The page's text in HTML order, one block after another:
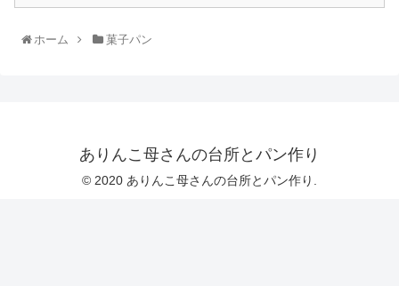
ホーム 菓子パン
ありんこ母さんの台所とパン作り
© 2020 ありんこ母さんの台所とパン作り.